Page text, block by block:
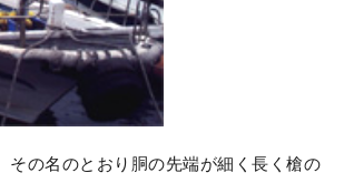
その名のとおり胴の先端が細く長く槍の